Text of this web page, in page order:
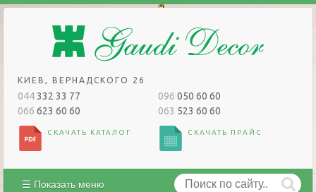
КИЕВ, ВЕРНАДСКОГО 26
044332 33 77 096 050 60 60
066 623 60 60 063 523 60 60
СКАЧАТЬ КАТАЛОГ СКАЧАТЬ ПРАЙС
☰ Показать меню